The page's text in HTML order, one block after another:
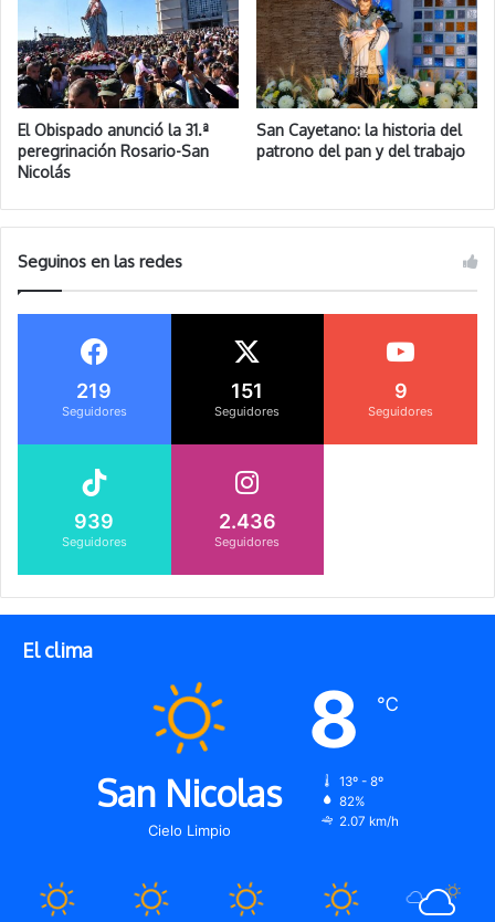
El Obispado anunció la 31.ª
peregrinación Rosario-San
Nicolás
San Cayetano: la historia del
patrono del pan y del trabajo
Seguinos en las redes
219
Seguidores
151
Seguidores
9
Seguidores
939
Seguidores
2.436
Seguidores
El clima
San Nicolas
Cielo Limpio
8 ℃
13º - 8º
82%
2.07 km/h